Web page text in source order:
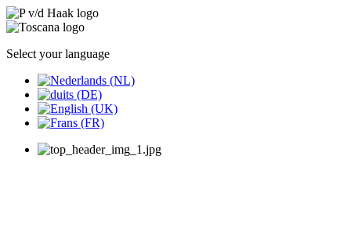
Select your language